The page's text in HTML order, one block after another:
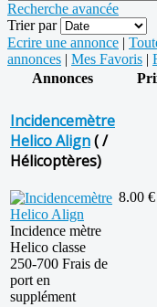
Recherche avancée
Trier par
Ecrire une annonce
annonces
Mes Favoris
Annonces
Incidencemètre
Helico Align( /
Hélicoptères)
Incidence mètre
Helico classe
250-700 Frais de
port en
supplément
8.00 €